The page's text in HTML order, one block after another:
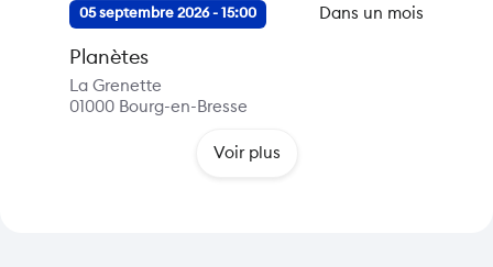
05 septembre 2026 - 15:00 Dans un mois
Planètes
La Grenette
01000 Bourg-en-Bresse
Voir plus